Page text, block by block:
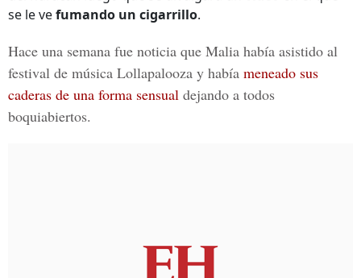
se le vefumando un cigarrillo.
Hace una semana fue noticia que Malia había asistido al
festival de música Lollapalooza y había meneado sus
caderas de una forma sensual dejando a todos
boquiabiertos.